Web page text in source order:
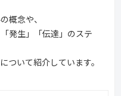
概念や、
発生」「伝達」のステ
ついて紹介しています。